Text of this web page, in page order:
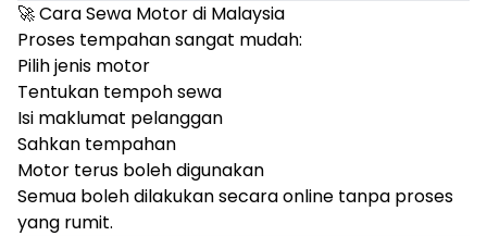
🚀 Cara Sewa Motor di Malaysia
Proses tempahan sangat mudah:
Pilih jenis motor
Tentukan tempoh sewa
Isi maklumat pelanggan
Sahkan tempahan
Motor terus boleh digunakan
Semua boleh dilakukan secara online tanpa proses
yang rumit.